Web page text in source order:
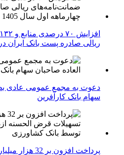
ریالی صادره پست بانک ایران در
دعوت به مجمع عمومی عادی
سهام بانک کارآفرین
پرداخت افزون